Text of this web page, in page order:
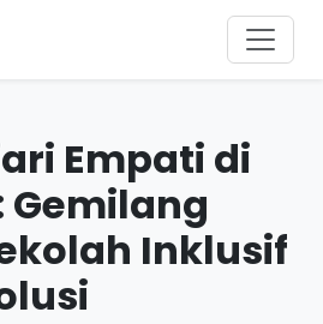
Empati di
Gemilang
Inklusif